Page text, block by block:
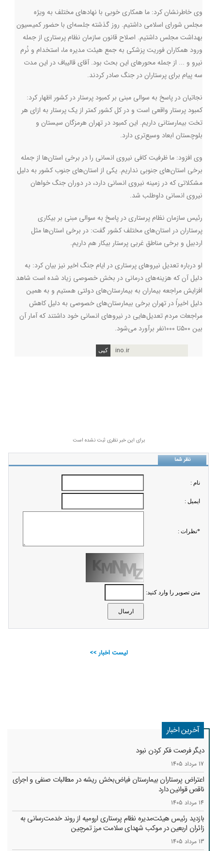
وی خاطرنشان کرد: ما همکاری خوبی با نهادهای مختلف به ویژه
مجلس شورای اسلامی داشتیم. روز گذشته جلسه‌ای با حضور کمیسیون
بهداشت مجلس داشتیم. اصلاح قانون سازمان نظام پرستاری از جمله
ورود همکاران فوریت پزشکی به جمع هیئت مدیره‌ ما، استخدام و نُرم
نیرو و ... از جمله محورهای این بحث بود. آقای قالیباف در این مدت
سه پیام برای پرستاران در جنگ صادر کردند.
نجاتیان در پاسخ به سوالی مبنی بر کمبود پرستار در کشور اظهار کرد:
کمبود پرستار واقعی است و در کل کشور کمتر از یک پرستار به ازای هر
تخت بیمارستانی داریم. این کمبود در تهران هرمزگان سیستان و
بلوچستان ابعاد وسیع‌تری دارد.
وی افزود: ما ظرفیت کافی نیروی انسانی را در برخی استان‌ها از جمله
برخی استان‌های جنوبی نداریم. یکی از استان‌های جنوب کشور به دلیل
مشکلاتی که در زمینه نیروی انسانی دارد، در دوران جنگ خواهان
نیروی انسانی داوطلب شد.
رئیس سازمان نظام پرستاری در پاسخ به سوالی مبنی بر بیکاری
پرستاران در استان‌های مختلف کشور گفت: در برخی استان‌ها مثل
اردبیل و برخی مناطق غربی پرستار بیکار هم داریم.
او درباره تعدیل نیروهای پرستاری در ایام جنگ اخیر نیز بیان کرد: به
دلیل آن که هزینه‌های درمانی در بخش خصوصی زیاد شده است شاهد
افزایش مراجعه بیماران به بیمارستان‌های دولتی هستیم و به همین
دلیل اخیراً در تهران برخی بیمارستان‌های خصوصی به دلیل کاهش
مراجعات مردم تعدیل‌هایی در نیروهای انسانی خود داشتند که آمار آن
بین ۵۰۰تا ۱۰۰۰نفر برآورد می‌شود.
ino.ir
برای این خبر نظری ثبت نشده است
نظر شما
نام :
ايميل :
*نظرات :
متن تصویر را وارد کنید:
لیست اخبار >>
آخرین اخبار
دیگر فرصت فکر کردن نبود
17 مرداد 1405
اعتراض پرستاران بیمارستان فیاض‌بخش ریشه در مطالبات صنفی و اجرای
ناقص قوانین دارد
14 مرداد 1405
بازدید رئیس هیئت‌مدیره نظام پرستاری ارومیه از روند خدمت‌رسانی به
زائران اربعین در موکب شهدای سلامت مرز تمرچین
13 مرداد 1405